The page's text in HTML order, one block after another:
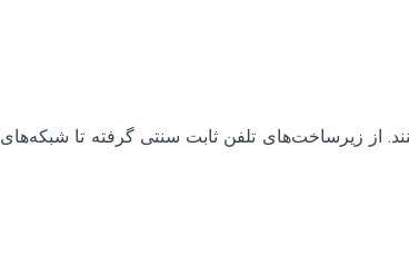
از زیرساخت‌های تلفن ثابت سنتی گرفته تا شبکه‌های